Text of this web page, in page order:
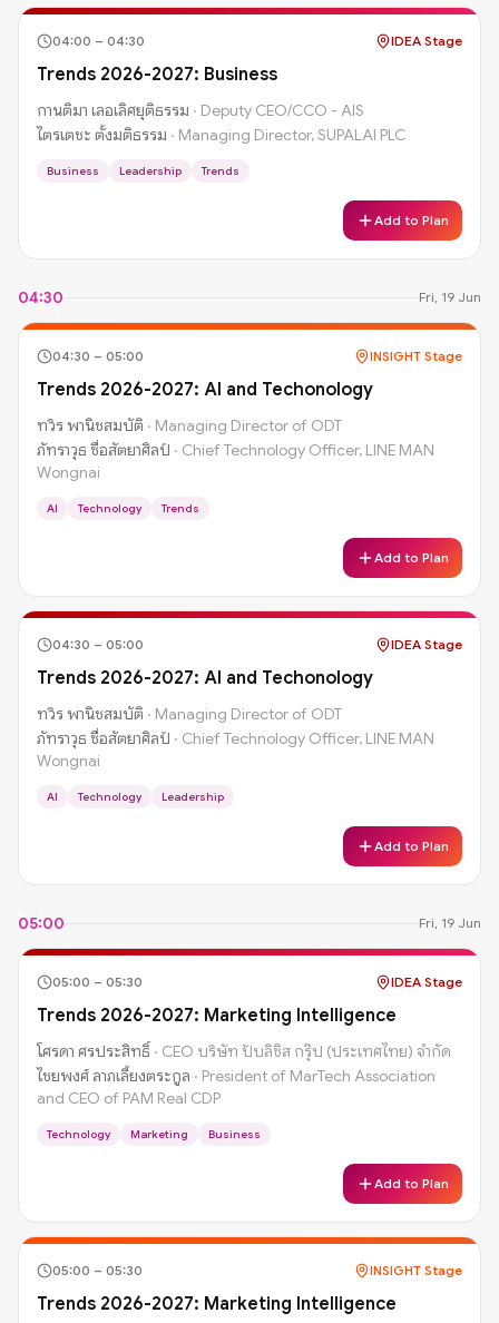
04:00 – 04:30 IDEA Stage
Trends 2026-2027: Business
กานติมา เลอเลิศยุติธรรม · Deputy CEO/CCO - AIS
ไตรเตชะ ตั้งมติธรรม · Managing Director, SUPALAI PLC
Business Leadership Trends
Add to Plan
04:30 Fri, 19 Jun
04:30 – 05:00 INSIGHT Stage
Trends 2026-2027: AI and Techonology
ทวิร พานิชสมบัติ · Managing Director of ODT
ภัทราวุธ ซื่อสัตยาศิลป์ · Chief Technology Officer, LINE MAN
Wongnai
AI Technology Trends
Add to Plan
04:30 – 05:00 IDEA Stage
Trends 2026-2027: AI and Techonology
ทวิร พานิชสมบัติ · Managing Director of ODT
ภัทราวุธ ซื่อสัตยาศิลป์ · Chief Technology Officer, LINE MAN
Wongnai
AI Technology Leadership
Add to Plan
05:00 Fri, 19 Jun
05:00 – 05:30 IDEA Stage
Trends 2026-2027: Marketing Intelligence
โศรดา ศรประสิทธิ์ · CEO บริษัท ปับลิซิส กรุ๊ป (ประเทศไทย) จำกัด
ไชยพงศ์ ลาภเลี้ยงตระกูล · President of MarTech Association
and CEO of PAM Real CDP
Technology Marketing Business
Add to Plan
05:00 – 05:30 INSIGHT Stage
Trends 2026-2027: Marketing Intelligence